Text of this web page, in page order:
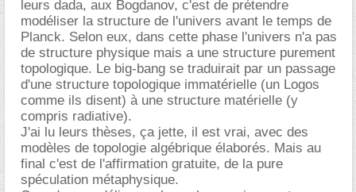
leurs dada, aux Bogdanov, c'est de prétendre
modéliser la structure de l'univers avant le temps de
Planck. Selon eux, dans cette phase l'univers n'a pas
de structure physique mais a une structure purement
topologique. Le big-bang se traduirait par un passage
d'une structure topologique immatérielle (un Logos
comme ils disent) à une structure matérielle (y
compris radiative).
J'ai lu leurs thèses, ça jette, il est vrai, avec des
modèles de topologie algébrique élaborés. Mais au
final c'est de l'affirmation gratuite, de la pure
spéculation métaphysique.